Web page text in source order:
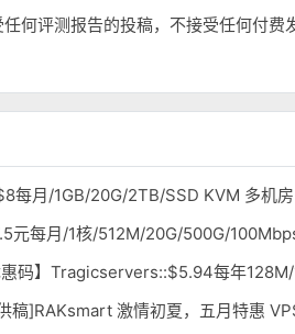
何评测报告的投稿，不接受任何付费
每月/1GB/20G/2TB/SSD KVM 多机房